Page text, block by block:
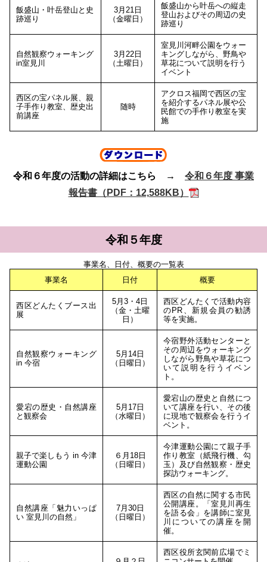
飯盛山・叶岳登山と史
跡巡り
3月21日
（金曜日）
飯盛山から叶岳への縦走
登山およびその周辺の史
跡巡り
自然観察ウォーキング
in室見川
3月22日
（土曜日）
室見川河畔公園をウォー
キングしながら、野鳥や
草花について説明を行う
イベント
西区の宝パネル展、親
子手作り教室、歴史出
前講座
随時
アクロス福岡で西区の宝
を紹介するパネル展や公
民館での手作り教室を実
施
令和６年度の活動の詳細はこちら → 令和６年度 事業
報告書（PDF：12,588KB）
令和５年度
事業名、日付、概要の一覧表
事業名
日付 概要
西区どんたくブース出
展
5月3・4日
（金・土曜
日）
西区どんたくで活動内容
のPR、新規会員の勧誘
等を実施。
自然観察ウォーキング
in 今宿
5月14日
（日曜日）
今宿野外活動センターと
その周辺をウォーキング
しながら野鳥や草花につ
いて説明を行うイベン
ト。
愛宕の歴史・自然講座
と観察会
5月17日
（水曜日）
愛宕山の歴史と自然につ
いて講座を行い、その後
に現地で観察会を行うイ
ベント。
親子で楽しもう in 今津
運動公園
６月18日
（日曜日）
今津運動公園にて親子手
作り教室（紙飛行機、勾
玉）及び自然観察・歴史
探訪ウォーキング。
自然講座「魅力いっぱ
い 室見川の自然」
7月30日
（日曜日）
西区の自然に関する市民
公開講座。「室見川再生
を語る会」を講師に室見
川についての講座を開
催。
西区役所玄関前広場でミ